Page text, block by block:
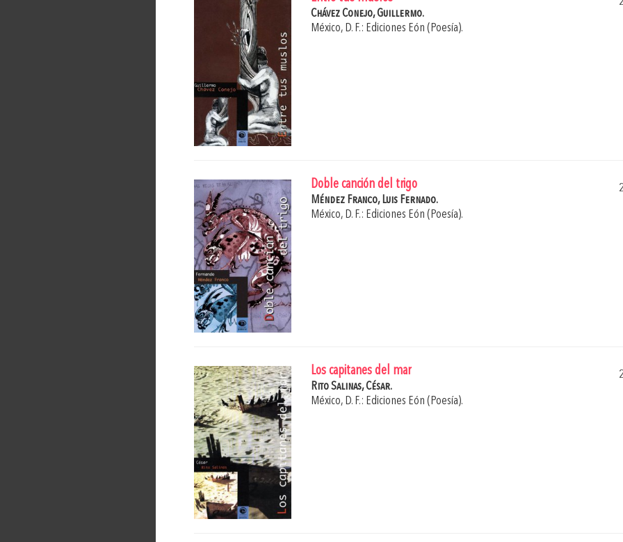
Chávez Conejo, Guillermo.
México, D. F.: Ediciones Eón (Poesía).
Doble canción del trigo
Méndez Franco, Luis Fernado.
México, D. F.: Ediciones Eón (Poesía).
Los capitanes del mar
Rito Salinas, César.
México, D. F.: Ediciones Eón (Poesía).